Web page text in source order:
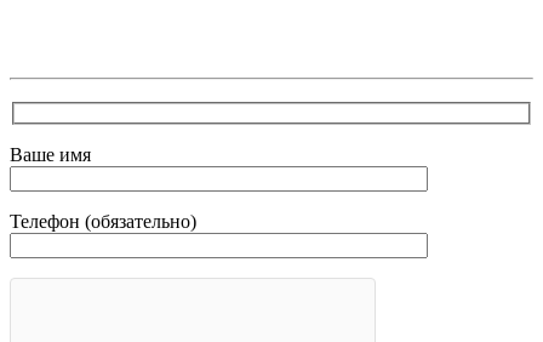
Ваше имя
Телефон (обязательно)